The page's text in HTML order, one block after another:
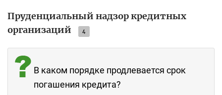
Пруденциальный надзор кредитных
организаций
4
В каком порядке продлевается срок
погашения кредита?